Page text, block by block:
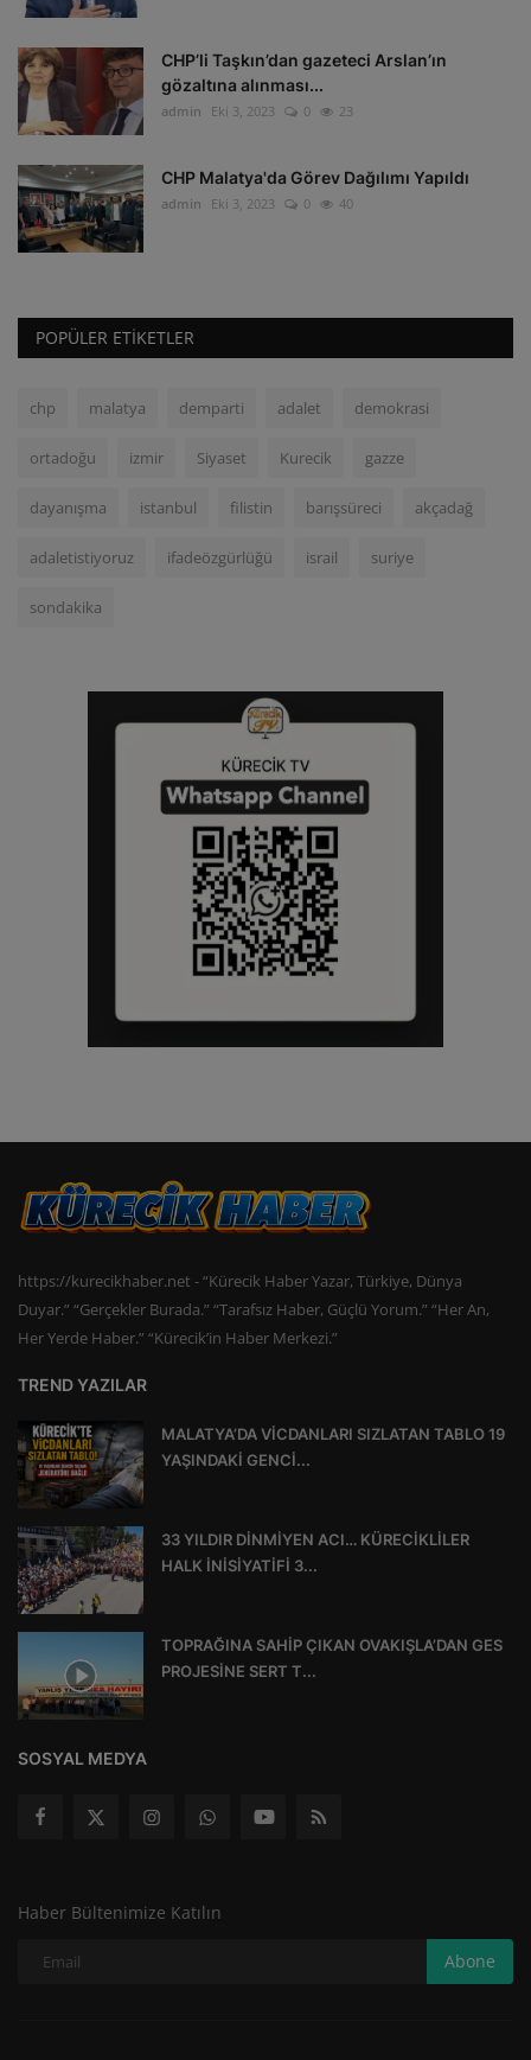
CHP’li Taşkın’dan gazeteci Arslan’ın
gözaltına alınması...
admin Eki 3, 2023 0 23
CHP Malatya'da Görev Dağılımı Yapıldı
admin Eki 3, 2023 0 40
POPÜLER ETIKETLER
chp malatya demparti adalet demokrasi
ortadoğu izmir Siyaset Kurecik gazze
dayanışma istanbul filistin barışsüreci akçadağ
adaletistiyoruz ifadeözgürlüğü israil suriye
sondakika
https://kurecikhaber.net - “Kürecik Haber Yazar, Türkiye, Dünya
Duyar.” “Gerçekler Burada.” “Tarafsız Haber, Güçlü Yorum.” “Her An,
Her Yerde Haber.” “Kürecik’in Haber Merkezi.”
TREND YAZILAR
MALATYA’DA VİCDANLARI SIZLATAN TABLO 19
YAŞINDAKİ GENCİ...
33 YILDIR DİNMİYEN ACI… KÜRECİKLİLER
HALK İNİSİYATİFİ 3...
TOPRAĞINA SAHİP ÇIKAN OVAKIŞLA’DAN GES
PROJESİNE SERT T...
SOSYAL MEDYA
Haber Bültenimize Katılın
Abone